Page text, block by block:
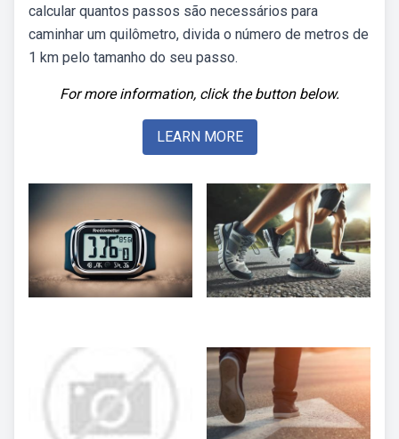
calcular quantos passos são necessários para
caminhar um quilômetro, divida o número de metros de
1 km pelo tamanho do seu passo.
For more information, click the button below.
LEARN MORE